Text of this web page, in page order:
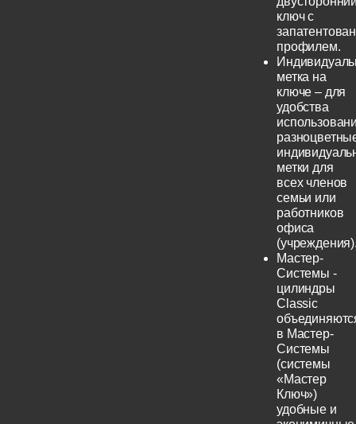
ключ с
профилем.
метка на
ключе – для
удобства
метки для
всех членов
семьи или
работников
офиса
Мастер-
Системы -
цилиндры
Classic
в Мастер-
Системы
(системы
«Мастер
Ключ»)
удобные и